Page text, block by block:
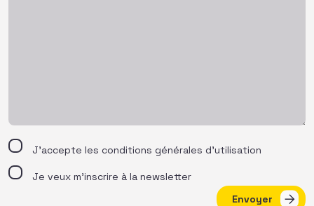
J’accepte les conditions générales d’utilisation
Je veux m'inscrire à la newsletter
Envoyer